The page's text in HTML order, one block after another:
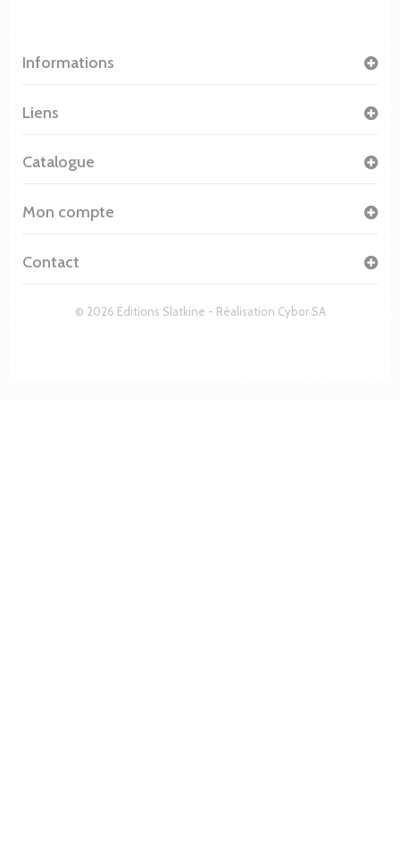
Informations
© 2026 Editions Slatkine - Réalisation Cybor SA
Liens
Catalogue
Mon compte
Contact